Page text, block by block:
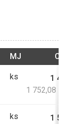
MJ
ks
1
1 752,08
ks
1